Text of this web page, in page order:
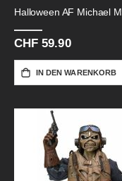
CHF 59.90
IN DEN WARENKORB